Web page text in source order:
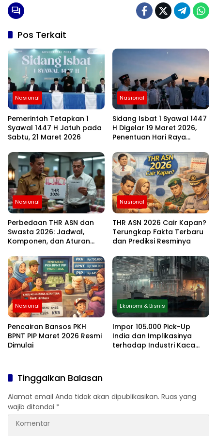
Pos Terkait
Nasional
Pemerintah Tetapkan 1
Syawal 1447 H Jatuh pada
Sabtu, 21 Maret 2026
Nasional
Sidang Isbat 1 Syawal 1447
H Digelar 19 Maret 2026,
Penentuan Hari Raya
Rukyat Hilal
Nasional
Perbedaan THR ASN dan
Swasta 2026: Jadwal,
Komponen, dan Aturan
Nasional
THR ASN 2026 Cair Kapan?
Terungkap Fakta Terbaru
dan Prediksi Resminya
Nasional
Pencairan Bansos PKH
BPNT PIP Maret 2026 Resmi
Dimulai
Ekonomi & Bisnis
Impor 105.000 Pick-Up
India dan Implikasinya
terhadap Industri Kaca
Tinggalkan Balasan
Alamat email Anda tidak akan dipublikasikan. Ruas yang
wajib ditandai *